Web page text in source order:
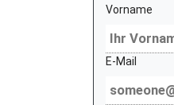
Vorname
E-Mail